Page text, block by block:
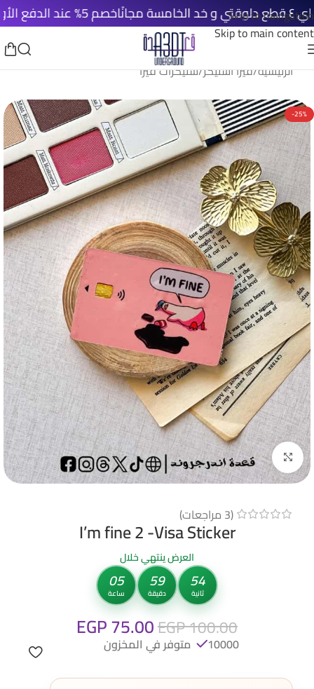
Skip to navigation
Skip to main content
خصم 5% عند الدفع الأونلاين
الرئيسية/فيزا استيكر/ستيكرات فيزا
-25%
Click to enlarge
(
3 مراجعات)
I’m fine 2 -Visa Sticker
العرض ينتهي خلال
05
ساعة
59
دقيقة
53
ثانية
EGP100.00
EGP75.00
10000 متوفر في المخزون